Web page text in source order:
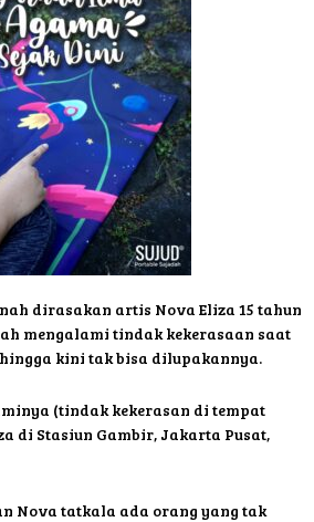
dirasakan artis Nova Eliza 15 tahun
mengalami tindak kekerasaan saat
kini tak bisa dilupakannya.
(tindak kekerasan di tempat
di Stasiun Gambir, Jakarta Pusat,
Nova tatkala ada orang yang tak